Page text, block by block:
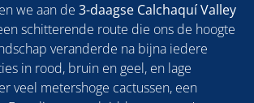
we aan de 3-daagse Calchaquí Valley
schitterende route die ons de hoogte
veranderde na bijna iedere
in rood, bruin en geel, en lage
veel metershoge cactussen, een